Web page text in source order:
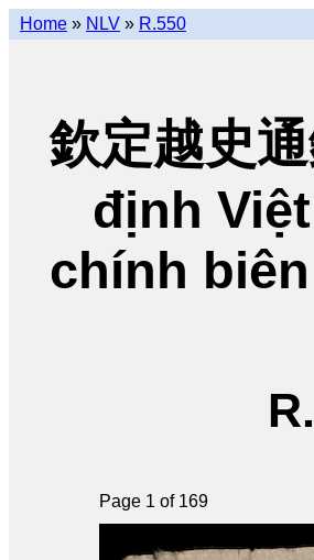
Home » NLV » R.550
欽定越史
định
chính
Page 1 of 169